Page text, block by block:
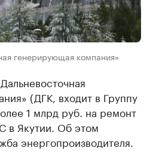
генерирующая компания»
(ДГК, входит в Группу
1 млрд руб. на ремонт
в Якутии. Об этом
энергопроизводителя.